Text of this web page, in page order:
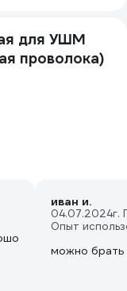
для УШМ
проволока)
иван и.
04.07.2024г.
Опыт
можно брать